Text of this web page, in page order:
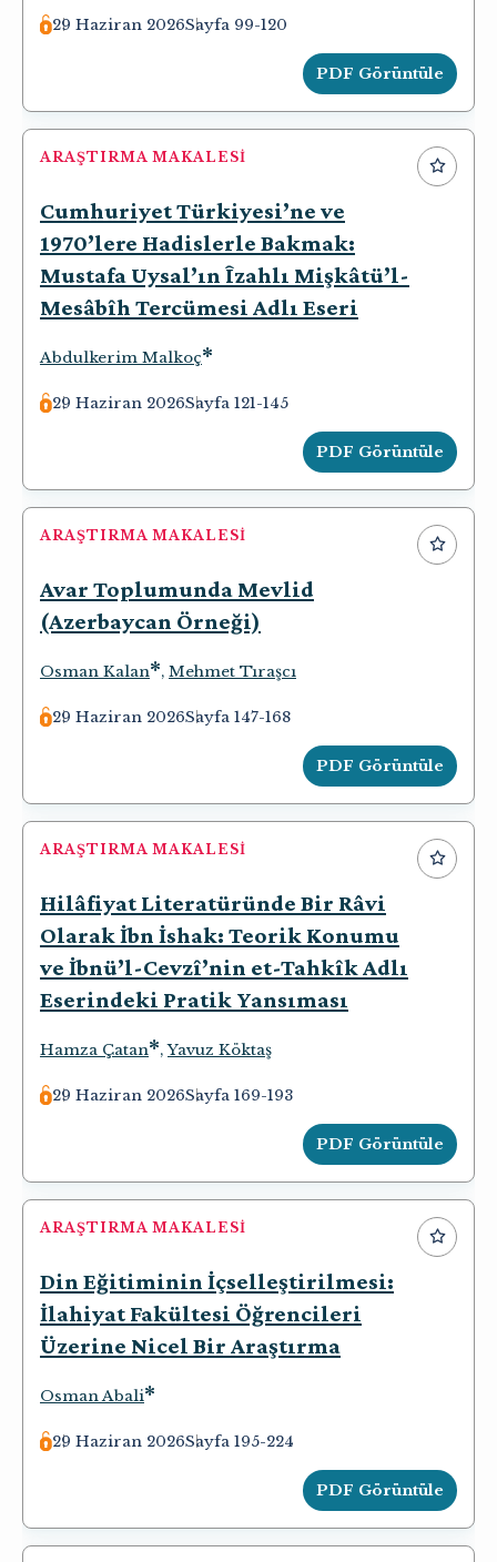
29 Haziran 2026Sayfa 99-120
PDF Görüntüle
ARAŞTIRMA MAKALESI
Cumhuriyet Türkiyesi’ne ve
1970’lere Hadislerle Bakmak:
Mustafa Uysal’ın Îzahlı Mişkâtü’l-
Mesâbîh Tercümesi Adlı Eseri
Abdulkerim Malkoç*
29 Haziran 2026Sayfa 121-145
PDF Görüntüle
ARAŞTIRMA MAKALESI
Avar Toplumunda Mevlid
(Azerbaycan Örneği)
Osman Kalan*, Mehmet Tıraşcı
29 Haziran 2026Sayfa 147-168
PDF Görüntüle
ARAŞTIRMA MAKALESI
Hilâfiyat Literatüründe Bir Râvi
Olarak İbn İshak: Teorik Konumu
ve İbnü’l-Cevzî’nin et-Tahkîk Adlı
Eserindeki Pratik Yansıması
Hamza Çatan*,Yavuz Köktaş
29 Haziran 2026Sayfa 169-193
PDF Görüntüle
ARAŞTIRMA MAKALESI
Din Eğitiminin İçselleştirilmesi:
İlahiyat Fakültesi Öğrencileri
Üzerine Nicel Bir Araştırma
Osman Abali*
29 Haziran 2026Sayfa 195-224
PDF Görüntüle